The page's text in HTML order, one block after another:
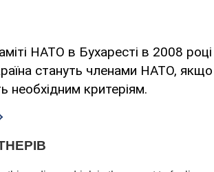
НАТО в Бухаресті в 2008
стануть членами НАТО,
необхідним критеріям.